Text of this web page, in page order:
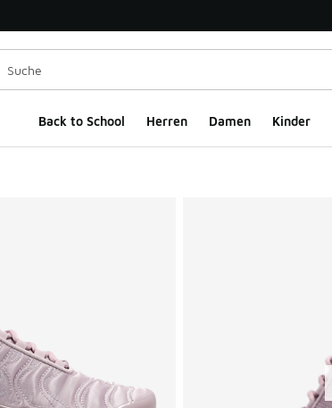
Fenster
Back to School Herren Damen Kinder